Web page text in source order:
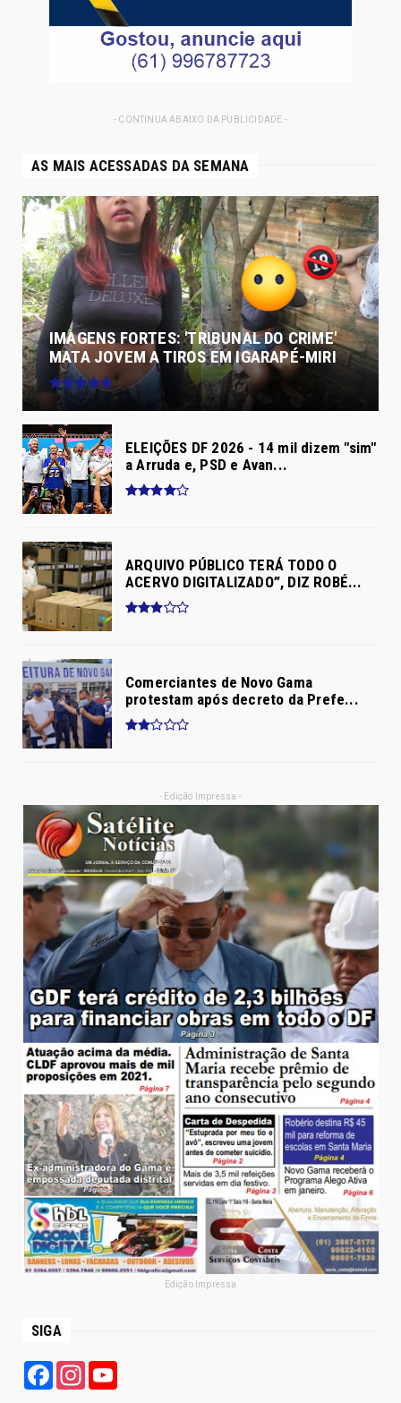
- CONTINUA ABAIXO DA PUBLICIDADE -
AS MAIS ACESSADAS DA SEMANA
IMAGENS FORTES: 'TRIBUNAL DO CRIME'
MATA JOVEM A TIROS EM IGARAPÉ-MIRI
ELEIÇÕES DF 2026 - 14 mil dizem "sim"
a Arruda e, PSD e Avan...
ARQUIVO PÚBLICO TERÁ TODO O
ACERVO DIGITALIZADO”, DIZ ROBÉ...
Comerciantes de Novo Gama
protestam após decreto da Prefe...
- Edição Impressa -
Edição Impressa
SIGA
FacebookInstagram